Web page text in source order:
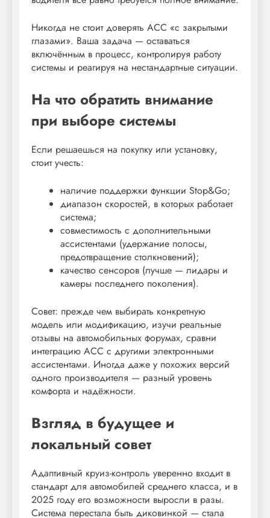
Никогда не стоит доверять ACC «с закрытыми
глазами». Ваша задача — оставаться
включённым в процесс, контролируя работу
системы и реагируя на нестандартные ситуации.
На что обратить внимание
при выборе системы
Если решаешься на покупку или установку,
стоит учесть:
наличие поддержки функции Stop&Go;
диапазон скоростей, в которых работает
система;
совместимость с дополнительными
ассистентами (удержание полосы,
предотвращение столкновений);
качество сенсоров (лучше — лидары и
камеры последнего поколения).
Совет: прежде чем выбирать конкретную
модель или модификацию, изучи реальные
отзывы на автомобильных форумах, сравни
интеграцию ACC с другими электронными
ассистентами. Иногда даже у похожих версий
одного производителя — разный уровень
комфорта и надёжности.
Взгляд в будущее и
локальный совет
Адаптивный круиз-контроль уверенно входит в
стандарт для автомобилей среднего класса, и в
2025 году его возможности выросли в разы.
Система перестала быть диковинкой — стала